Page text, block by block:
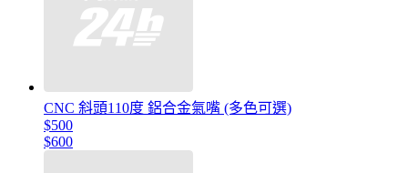
CNC 斜頭110度 鋁合金氣嘴 (多色可選)
$500
$600